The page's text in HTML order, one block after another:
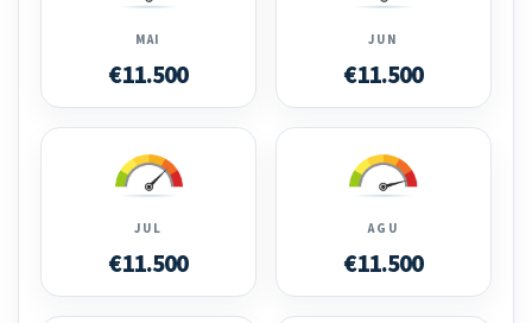
MAI
€11.500
JUN
€11.500
JUL
€11.500
AGU
€11.500